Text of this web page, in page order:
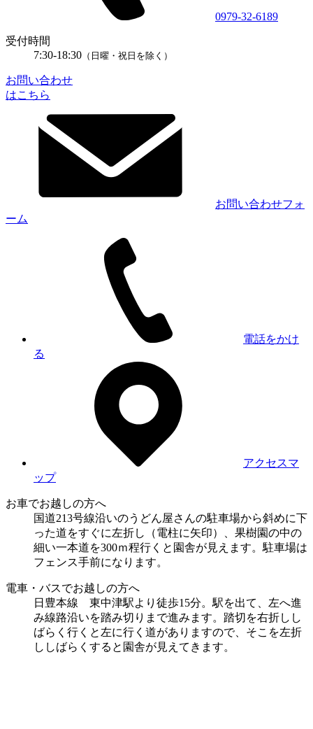
0979-32-6189
受付時間
7:30-18:30 （日曜・祝日を除く）
お問い合わせ
はこちら
お問い合わせフォ
ーム
電話をかけ
る
アクセスマ
ップ
お車でお越しの方へ
国道213号線沿いのうどん屋さんの駐車場から斜めに下
った道をすぐに左折し（電柱に矢印）、果樹園の中の
細い一本道を300ｍ程行くと園舎が見えます。駐車場は
フェンス手前になります。
電車・バスでお越しの方へ
日豊本線 東中津駅より徒歩15分。駅を出て、左へ進
み線路沿いを踏み切りまで進みます。踏切を右折しし
ばらく行くと左に行く道がありますので、そこを左折
ししばらくすると園舎が見えてきます。